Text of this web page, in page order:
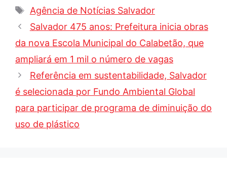
Tags
Agência de Notícias Salvador
Salvador 475 anos: Prefeitura inicia obras
da nova Escola Municipal do Calabetão, que
ampliará em 1 mil o número de vagas
Referência em sustentabilidade, Salvador
é selecionada por Fundo Ambiental Global
para participar de programa de diminuição do
uso de plástico